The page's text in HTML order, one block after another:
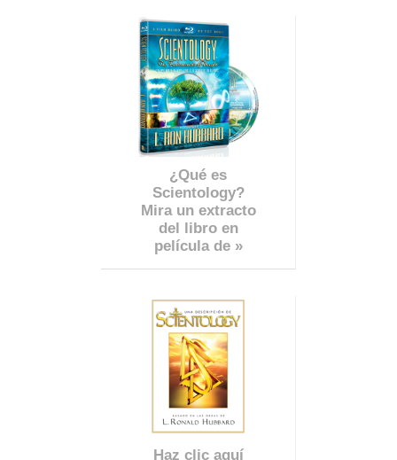
¿Qué es
Scientology?
Mira un extracto
del libro en
película de »
Haz clic aquí